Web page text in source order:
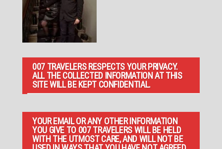
007 TRAVELERS RESPECTS YOUR PRIVACY.
ALL THE COLLECTED INFORMATION AT THIS
SITE WILL BE KEPT CONFIDENTIAL.
YOUR EMAIL OR ANY OTHER INFORMATION
YOU GIVE TO 007 TRAVELERS WILL BE HELD
WITH THE UTMOST CARE, AND WILL NOT BE